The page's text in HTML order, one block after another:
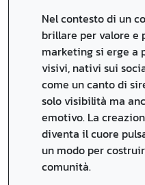
Nel contesto di un
brillare per valore e
marketing si erge a
visivi, nativi sui
come un canto di
solo visibilità ma
emotivo. La
diventa il cuore
un modo per
comunità.